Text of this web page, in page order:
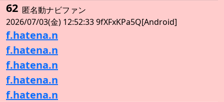
62 匿名動ナビファン
2026/07/03(金) 12:52:33 9fXFxKPa5Q[Android]
f.hatena.n
f.hatena.n
f.hatena.n
f.hatena.n
f.hatena.n